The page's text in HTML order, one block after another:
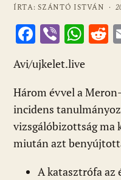
ÍRTA: SZÁNTÓ ISTVÁN ·
F
ac
e
b
o
o
k
Vi
b
er
W
at
s
A
p
p
R
t
Avi/ujkelet.live
Három évvel a
incidens
vizsgálóbizottság ma
miután azt
A katasztrófa az